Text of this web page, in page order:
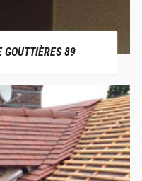
GOUTTIÈRES 89